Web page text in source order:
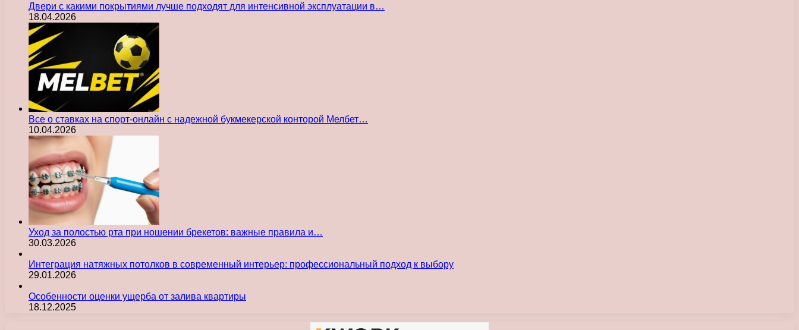
Двери с какими покрытиями лучше подходят для интенсивной эксплуатации в…
18.04.2026
Все о ставках на спорт-онлайн с надежной букмекерской конторой Мелбет…
10.04.2026
Уход за полостью рта при ношении брекетов: важные правила и…
30.03.2026
Интеграция натяжных потолков в современный интерьер: профессиональный подход к выбору
29.01.2026
Особенности оценки ущерба от залива квартиры
18.12.2025